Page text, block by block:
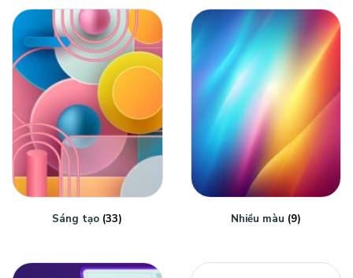
Sáng tạo (33) Nhiều màu (9)